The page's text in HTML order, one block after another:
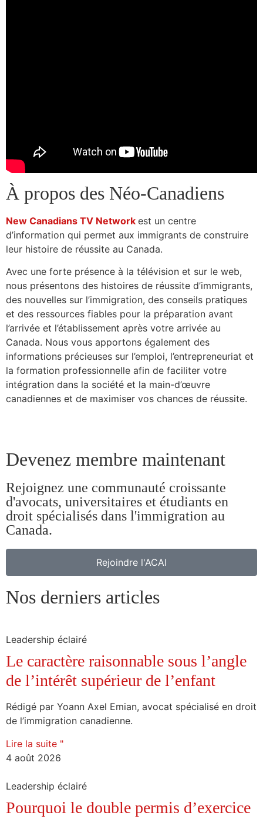
À propos des Néo-Canadiens
New Canadians TV Network est un centre
d’information qui permet aux immigrants de construire
leur histoire de réussite au Canada.
Avec une forte présence à la télévision et sur le web,
nous présentons des histoires de réussite d’immigrants,
des nouvelles sur l’immigration, des conseils pratiques
et des ressources fiables pour la préparation avant
l’arrivée et l’établissement après votre arrivée au
Canada. Nous vous apportons également des
informations précieuses sur l’emploi, l’entrepreneuriat et
la formation professionnelle afin de faciliter votre
intégration dans la société et la main-d’œuvre
canadiennes et de maximiser vos chances de réussite.
Devenez membre maintenant
Rejoignez une communauté croissante
d'avocats, universitaires et étudiants en
droit spécialisés dans l'immigration au
Canada.
Rejoindre l'ACAI
Nos derniers articles
Leadership éclairé
Le caractère raisonnable sous l’angle
de l’intérêt supérieur de l’enfant
Rédigé par Yoann Axel Emian, avocat spécialisé en droit
de l’immigration canadienne.
Lire la suite "
4 août 2026
Leadership éclairé
Pourquoi le double permis d’exercice